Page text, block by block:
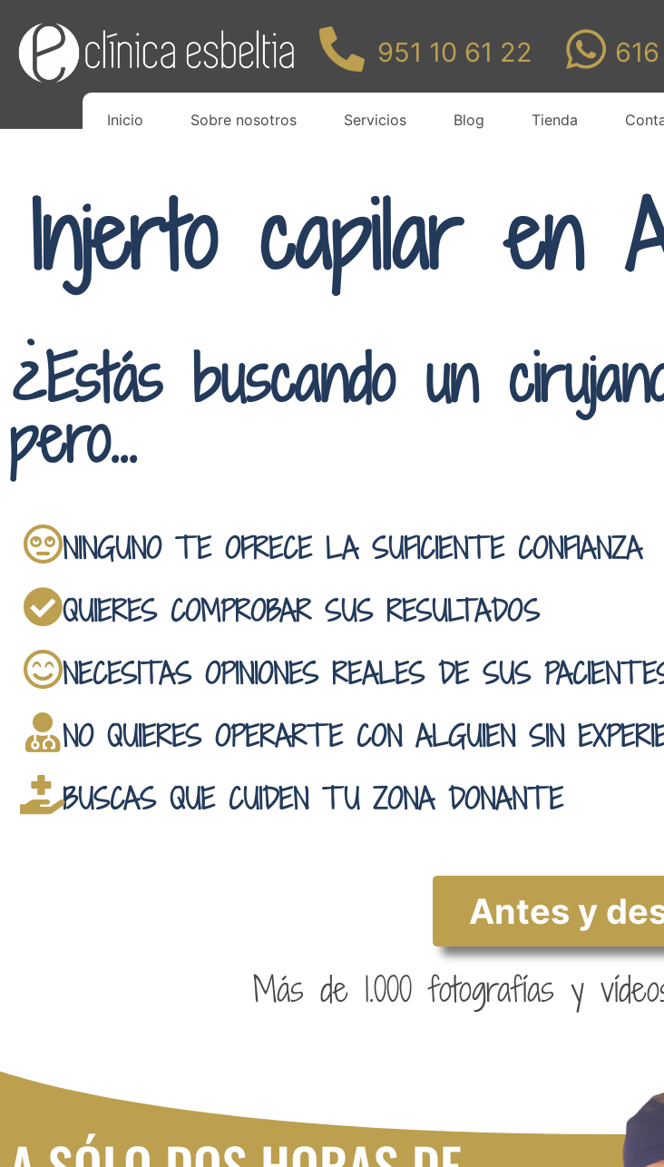
951 10 61 22
Inicio Sobre nosotros Servicios Blog Tienda
Injerto capilar en
¿Estás buscando un
pero...
NINGUNO TE OFRECE LA SUFICIENTE CONFIANZA
QUIERES COMPROBAR SUS RESULTADOS
NECESITAS OPINIONES REALES DE SUS
NO QUIERES OPERARTE CON ALGUIEN SIN
BUSCAS QUE CUIDEN TU ZONA DONANTE
Antes y
Más de 1.000 fotografías y